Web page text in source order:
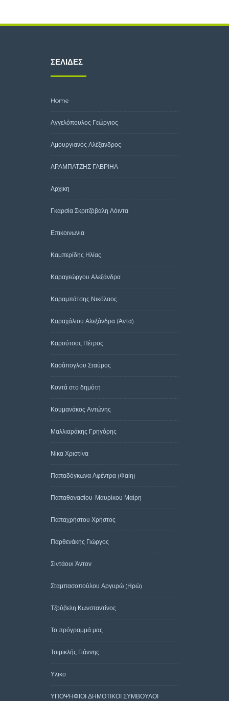
ΣΕΛΊΔΕΣ
Home
Αγγελόπουλος Γεώργιος
Αμουργιανός Αλέξανδρος
ΑΡΑΜΠΑΤΖΗΣ ΓΑΒΡΙΗΛ
Αρχικη
Γκαρσία Σκριτζόβαλη Λόιντα
Επικοινωνια
Καμπερίδης Ηλίας
Καραγεώργου Αλεξάνδρα
Καραμπάτσης Νικόλαος
Καραχάλιου Αλεξάνδρα (Άντα)
Καρούτσος Πέτρος
Κασάπογλου Σταύρος
Κοντά στο δημότη
Κουμανάκος Αντώνης
Μαλλιαράκης Γρηγόρης
Νίκα Χριστίνα
Παπαδόγκωνα Αφέντρα (Φαίη)
Παπαθανασίου-Μαυρίκου Μαίρη
Παπαχρήστου Χρήστος
Παρθενάκης Γιώργος
Σιντάουι Άντον
Σταμπασοπούλου Αργυρώ (Ηρώ)
Τζούβελη Κωνσταντίνος
Το πρόγραμμά μας
Τσιμικλής Γιάννης
Υλικο
ΥΠΟΨΗΦΙΟΙ ΔΗΜΟΤΙΚΟΙ ΣΥΜΒΟΥΛΟΙ